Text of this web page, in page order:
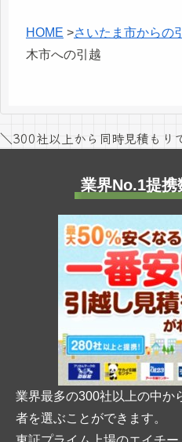
HOME >さいたま市からの
木市への引越
＼300社以上から同時見積もり
業界No.1提携
業界最多の300社以上の中か
者を選ぶことができます。